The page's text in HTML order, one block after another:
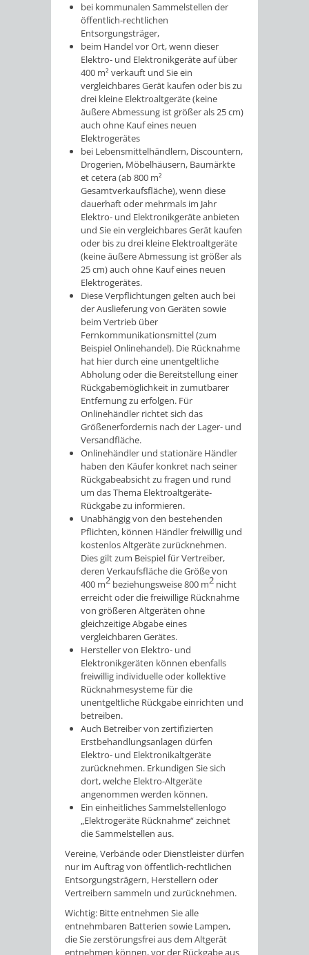
bei kommunalen Sammelstellen der
öffentlich-rechtlichen
Entsorgungsträger,
beim Handel vor Ort, wenn dieser
Elektro- und Elektronikgeräte auf über
400 m² verkauft und Sie ein
vergleichbares Gerät kaufen oder bis zu
drei kleine Elektroaltgeräte (keine
äußere Abmessung ist größer als 25 cm)
auch ohne Kauf eines neuen
Elektrogerätes
bei Lebensmittelhändlern, Discountern,
Drogerien, Möbelhäusern, Baumärkte
et cetera(ab 800 m²
Gesamtverkaufsfläche), wenn diese
dauerhaft oder mehrmals im Jahr
Elektro- und Elektronikgeräte anbieten
und Sie ein vergleichbares Gerät kaufen
oder bis zu drei kleine Elektroaltgeräte
(keine äußere Abmessung ist größer als
25 cm) auch ohne Kauf eines neuen
Elektrogerätes.
Diese Verpflichtungen gelten auch bei
der Auslieferung von Geräten sowie
beim Vertrieb über
Fernkommunikationsmittel (zum
Beispiel Onlinehandel). Die Rücknahme
hat hier durch eine unentgeltliche
Abholung oder die Bereitstellung einer
Rückgabemöglichkeit in zumutbarer
Entfernung zu erfolgen. Für
Onlinehändler richtet sich das
Größenerfordernis nach der Lager- und
Versandfläche.
Onlinehändler und stationäre Händler
haben den Käufer konkret nach seiner
Rückgabeabsicht zu fragen und rund
um das Thema Elektroaltgeräte-
Rückgabe zu informieren.
Unabhängig von den bestehenden
Pflichten, können Händler freiwillig und
kostenlos Altgeräte zurücknehmen.
Dies gilt zum Beispiel für Vertreiber,
deren Verkaufsfläche die Größe von
400 m2 beziehungsweise 800 m2 nicht
erreicht oder die freiwillige Rücknahme
von größeren Altgeräten ohne
gleichzeitige Abgabe eines
vergleichbaren Gerätes.
Hersteller von Elektro- und
Elektronikgeräten können ebenfalls
freiwillig individuelle oder kollektive
Rücknahmesysteme für die
unentgeltliche Rückgabe einrichten und
betreiben.
Auch Betreiber von zertifizierten
Erstbehandlungsanlagen dürfen
Elektro- und Elektronikaltgeräte
zurücknehmen. Erkundigen Sie sich
dort, welche Elektro-Altgeräte
angenommen werden können.
Ein einheitliches Sammelstellenlogo
„Elektrogeräte Rücknahme“ zeichnet
die Sammelstellen aus.
Vereine, Verbände oder Dienstleister dürfen
nur im Auftrag von öffentlich-rechtlichen
Entsorgungsträgern, Herstellern oder
Vertreibern sammeln und zurücknehmen.
Wichtig: Bitte entnehmen Sie alle
entnehmbaren Batterien sowie Lampen,
die Sie zerstörungsfrei aus dem Altgerät
entnehmen können, vor der Rückgabe aus